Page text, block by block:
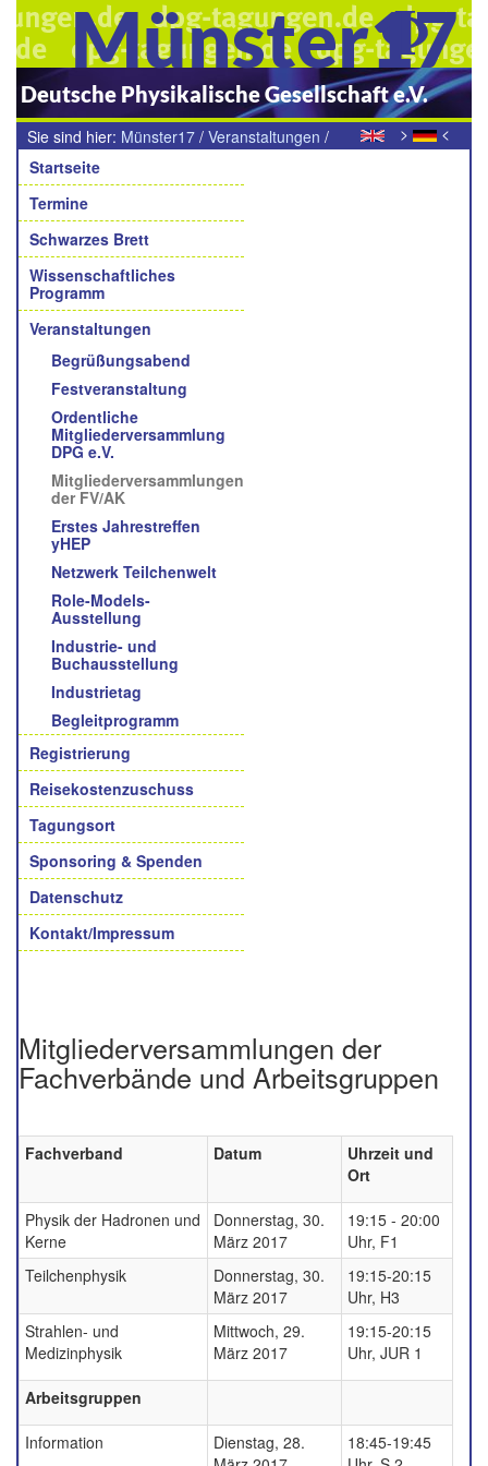
Münster17
Deutsche Physikalische Gesellschaft e.V.
> <
Sie sind hier: Münster17 / Veranstaltungen /
Mitgliederversammlungen der Fachverbände und
Arbeitsgruppen
Navigation
Startseite
Termine
Schwarzes Brett
Wissenschaftliches
Programm
Veranstaltungen
Begrüßungsabend
Festveranstaltung
Ordentliche
Mitgliederversammlung
DPG e.V.
Mitgliederversammlungen
der FV/AK
Erstes Jahrestreffen
yHEP
Netzwerk Teilchenwelt
Role-Models-
Ausstellung
Industrie- und
Buchausstellung
Industrietag
Begleitprogramm
Registrierung
Reisekostenzuschuss
Tagungsort
Sponsoring & Spenden
Datenschutz
Kontakt/Impressum
Mitgliederversammlungen der
Fachverbände und Arbeitsgruppen
Fachverband Datum
Uhrzeit und
Ort
Physik der Hadronen und
Kerne
Donnerstag, 30.
März 2017
19:15 - 20:00
Uhr, F1
Teilchenphysik
Donnerstag, 30.
März 2017
19:15-20:15
Uhr, H3
Strahlen- und
Medizinphysik
Mittwoch, 29.
März 2017
19:15-20:15
Uhr, JUR 1
Arbeitsgruppen
Information
Dienstag, 28.
18:45-19:45